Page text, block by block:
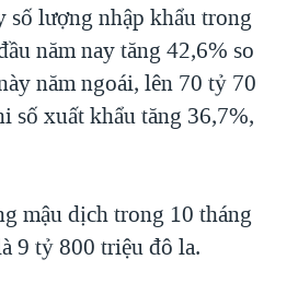
TẠI DẢI GAZA
CON ĐƯỜNG
HẠ 'BÊN THẮNG CUỘC'
số lượng nhập khẩu trong
năm nay tăng 42,6% so
năm ngoái, lên 70 tỷ 70
số xuất khẩu tăng 36,7%,
mậu dịch trong 10 tháng
9 tỷ 800 triệu đô la.